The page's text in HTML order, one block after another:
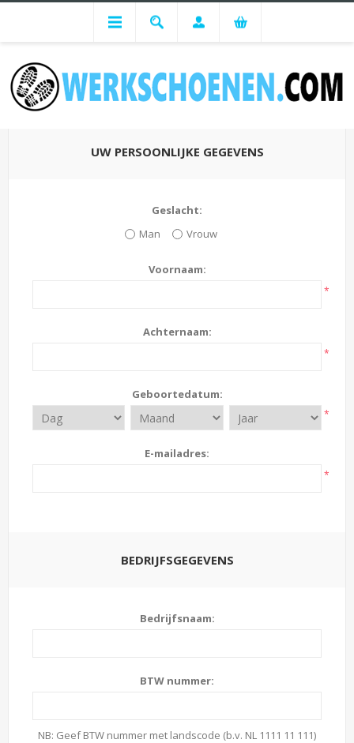
REGISTREREN
UW PERSOONLIJKE GEGEVENS
Geslacht:
Man
Vrouw
Voornaam:
*
Achternaam:
*
Geboortedatum:
*
E-mailadres:
*
BEDRIJFSGEGEVENS
Bedrijfsnaam:
BTW nummer:
NB: Geef BTW nummer met landscode (b.v. NL 1111 11 111)